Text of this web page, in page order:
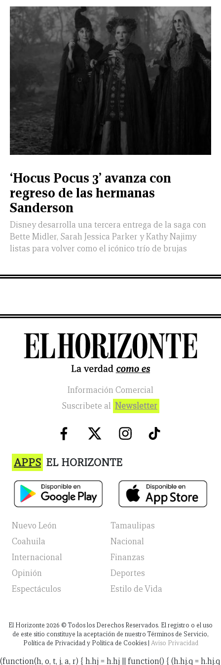
‘Hocus Pocus 3’ avanza con
regreso de las hermanas
Sanderson
Disney desarrolla una tercera entrega de la saga con
Bette Midler, Sarah Jessica Parker y Kathy Najimy
listas para volver como el icónico trío de brujas
Información Comercial
Suscribete al Newsletter
APPS EL HORIZONTE
Nuevo León
Tamaulipas
Coahuila
Nacional
Internacional
Finanzas
Opinión
Deportes
Espectáculos
Estilo de Vida
El Horizonte 2026 © Todos los Derechos Reservados. El registro o el uso
de este sitio constituye la aceptación de nuestro Términos de Servicio,
Política de Privacidad y Política de Cookies | Aviso Privacidad
(function(h, o, t, j, a, r) { h.hj = h.hj || function() { (h.hj.q = h.hj.q